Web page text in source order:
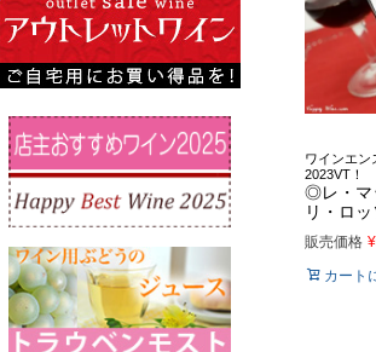
ワインエン
2023VT！
◎レ・マ
リ・ロ
販売価格 ¥
カート